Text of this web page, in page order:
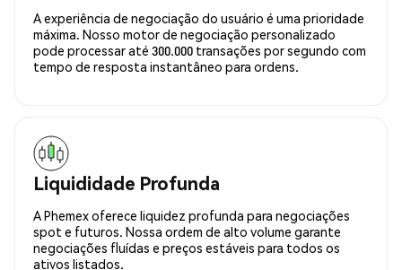
A experiência de negociação do usuário é uma prioridade
máxima. Nosso motor de negociação personalizado
pode processar até 300.000 transações por segundo com
tempo de resposta instantâneo para ordens.
Liquididade Profunda
A Phemex oferece liquidez profunda para negociações
spot e futuros. Nossa ordem de alto volume garante
negociações fluídas e preços estáveis para todos os
ativos listados.